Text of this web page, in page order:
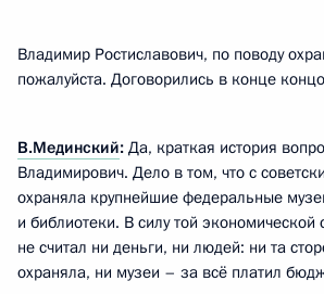
Владимир Ростиславович, по поводу
пожалуйста. Договорились в конце
В.Мединский: Да, краткая история
Владимирович. Дело в том, что с
охраняла крупнейшие федеральные
и библиотеки. В силу той экономической
не считал ни деньги, ни людей: ни та
охраняла, ни музеи – за всё платил